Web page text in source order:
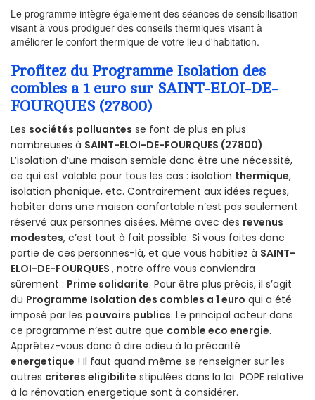
Le programme intègre également des séances de sensibilisation
visant à vous prodiguer des conseils thermiques visant à
améliorer le confort thermique de votre lieu d'habitation.
Profitez du Programme Isolation des
combles a 1 euro sur SAINT-ELOI-DE-
FOURQUES (27800)
Les sociétés polluantes se font de plus en plus
nombreuses à SAINT-ELOI-DE-FOURQUES (27800) .
L’isolation d’une maison semble donc être une nécessité,
ce qui est valable pour tous les cas : isolation thermique,
isolation phonique, etc. Contrairement aux idées reçues,
habiter dans une maison confortable n’est pas seulement
réservé aux personnes aisées. Même avec des revenus
modestes, c’est tout à fait possible. Si vous faites donc
partie de ces personnes-là, et que vous habitiez à SAINT-
ELOI-DE-FOURQUES , notre offre vous conviendra
sûrement : Prime solidarite. Pour être plus précis, il s’agit
du Programme Isolation des combles a 1 euro qui a été
imposé par les pouvoirs publics. Le principal acteur dans
ce programme n’est autre que comble eco energie.
Apprêtez-vous donc à dire adieu à la précarité
energetique ! Il faut quand même se renseigner sur les
autres criteres eligibilite stipulées dans la loi POPE relative
à la rénovation energetique sont à considérer.